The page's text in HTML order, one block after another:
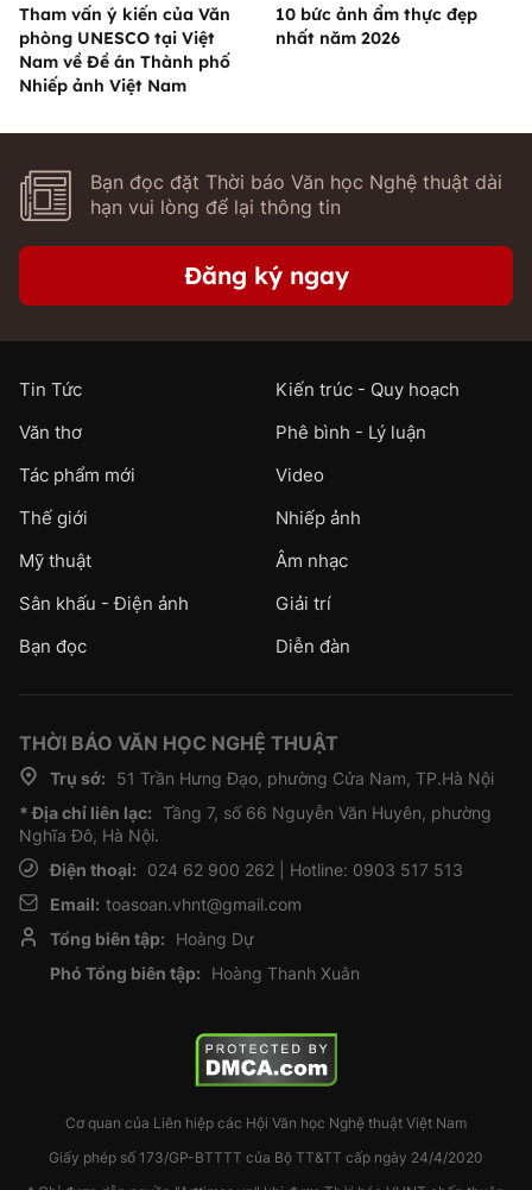
Tham vấn ý kiến của Văn
phòng UNESCO tại Việt
Nam về Đề án Thành phố
Nhiếp ảnh Việt Nam
10 bức ảnh ẩm thực đẹp
nhất năm 2026
Bạn đọc đặt Thời báo Văn học Nghệ thuật dài
hạn vui lòng để lại thông tin
Đăng ký ngay
Tin Tức
Kiến trúc - Quy hoạch
Văn thơ
Phê bình - Lý luận
Tác phẩm mới
Video
Thế giới
Nhiếp ảnh
Mỹ thuật
Âm nhạc
Sân khấu - Điện ảnh
Giải trí
Bạn đọc
Diễn đàn
THỜI BÁO VĂN HỌC NGHỆ THUẬT
Trụ sở:
51 Trần Hưng Đạo, phường Cửa Nam, TP.Hà Nội
* Địa chỉ liên lạc: Tầng 7, số 66 Nguyễn Văn Huyên, phường
Nghĩa Đô, Hà Nội.
Điện thoại:
024 62 900 262 | Hotline: 0903 517 513
Email: toasoan.vhnt@gmail.com
Tổng biên tập:
Hoàng Dự
Phó Tổng biên tập:
Hoàng Thanh Xuân
Cơ quan của Liên hiệp các Hội Văn học Nghệ thuật Việt Nam
Giấy phép số 173/GP-BTTTT của Bộ TT&TT cấp ngày 24/4/2020